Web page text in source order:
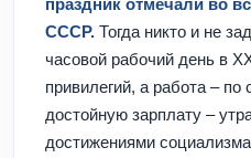
СССР. Тогда никто и не
часовой рабочий день в
привилегий, а работа – по
достойную зарплату –
достижениями